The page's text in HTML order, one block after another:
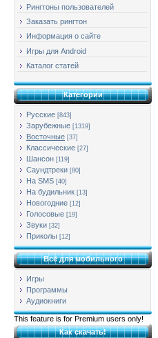
Рингтоны пользователей
Заказать рингтон
Информация о сайте
Игры для Android
Каталог статей
Категории
Русские [843]
Зарубежные [1319]
Восточные [37]
Классические [27]
Шансон [119]
Саундтреки [80]
На SMS [40]
На будильник [13]
Новогодние [12]
Голосовые [19]
Звуки [32]
Приколы [12]
Всё для мобильного
Игры
Программы
Аудиокниги
This feature is for Premium users only!
Как скачать!